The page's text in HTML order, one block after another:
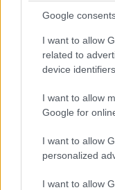
Google
I want to allow
related to
device
I want to allow
Google for
I want to allow
personalized
I want to allow
2020. december 14.
SZFE-S DIÁKOK:
amiket
Két hetet
vezetése - a
félévben felvett órák
eső részére
oktatóik érdekében